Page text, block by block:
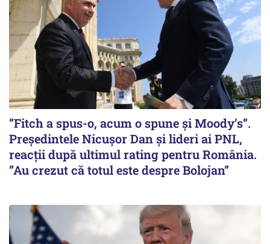
”Fitch a spus-o, acum o spune și Moody’s”.
Președintele Nicușor Dan și lideri ai PNL,
reacții după ultimul rating pentru România.
”Au crezut că totul este despre Bolojan”